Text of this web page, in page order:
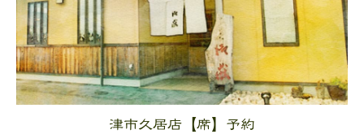
津市久居店【席】予約